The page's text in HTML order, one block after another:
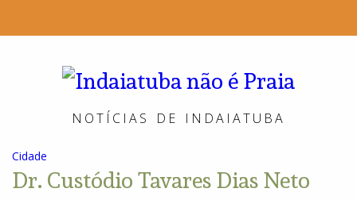
Praia
NOTÍCIAS DE INDAIATUBA
Cidade
Dr. Custódio Tavares Dias Neto